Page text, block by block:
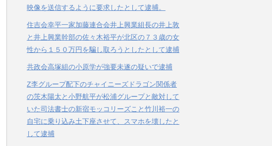
映像を送信するように要求したとして逮捕。
住吉会幸平一家加藤連合会井上興業組長の井上敦
と井上興業幹部の佐々木裕平が北区の７３歳の女
性から１５０万円を騙し取ろうとしたとして逮捕
共政会高塚組の小原学が強要未遂の疑いで逮捕
Z李グループ配下のチャイニーズドラゴン関係者
の茨木陽太と小野航平が松浦グループと敵対して
いた司法書士の新宿モッコリーズこと竹川裕一の
自宅に乗り込み土下座させて、スマホを壊したと
して逮捕